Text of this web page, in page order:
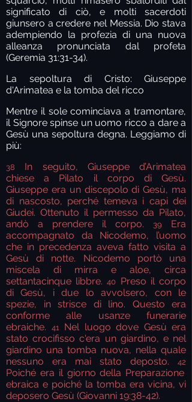
significato di ciò, e molti sacerdoti
giunsero a credere nel Messia. Dio stava
adempiendo la profezia di una nuova
alleanza pronunciata dal profeta
(Geremia 31:31-34).
La sepoltura di Cristo: Giuseppe
d'Arimatea e la tomba del ricco
Mentre il sole cominciava a tramontare,
il Signore spinse un uomo ricco a dare a
Gesù una sepoltura degna. Leggiamo di
più:
38
In seguito, Giuseppe d’Arimatea
chiese a Pilato il corpo di Gesù.
Giuseppe era un discepolo di Gesù, ma
di nascosto, perché temeva i capi dei
Giudei. Ottenuto il permesso da Pilato,
andò a prendere il corpo.
39
Era
accompagnato da Nicodemo, l’uomo
che in precedenza aveva fatto visita a
Gesù di notte. Nicodemo portò una
miscela di mirra e aloe, circa
settantacinque libbre.40 Preso il corpo
di Gesù, i due lo avvolsero, con le
spezie, in strisce di lino. Questo era
conforme alle usanze funerarie
ebraiche.
41Nel luogo dove Gesù era
stato crocifisso c'era un giardino, e nel
giardino una tomba nuova, nella quale
nessuno era mai stato deposto. 42
Poiché era il giorno della Preparazione
ebraica e poiché la tomba era vicina, vi
deposero Gesù (Giovanni 19:38-42).